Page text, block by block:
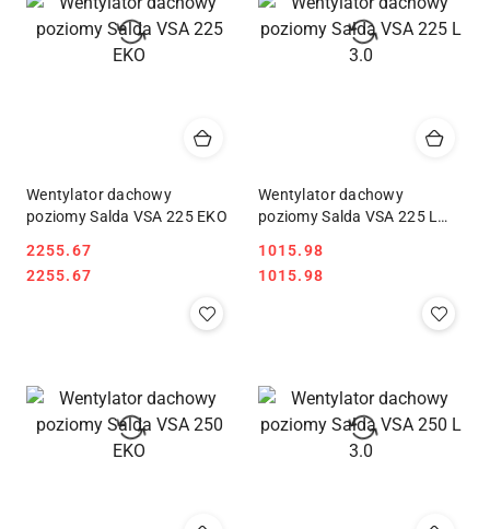
Wentylator dachowy
poziomy Salda VSA 225 EKO
Cena:
2255.67
Cena:
2255.67
Wentylator dachowy
poziomy Salda VSA 225 L
Cena:
1015.98
Cena:
1015.98